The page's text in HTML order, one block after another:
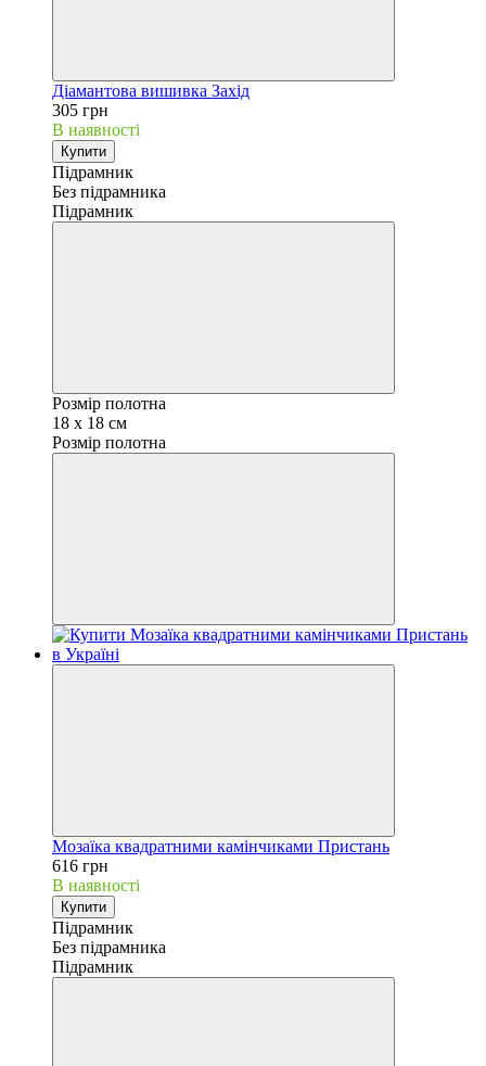
Діамантова вишивка Захід
305 грн
В наявності
Купити
Підрамник
Без підрамника
Підрамник
Розмір полотна
18 х 18 см
Розмір полотна
Мозаїка квадратними камінчиками Пристань
616 грн
В наявності
Купити
Підрамник
Без підрамника
Підрамник